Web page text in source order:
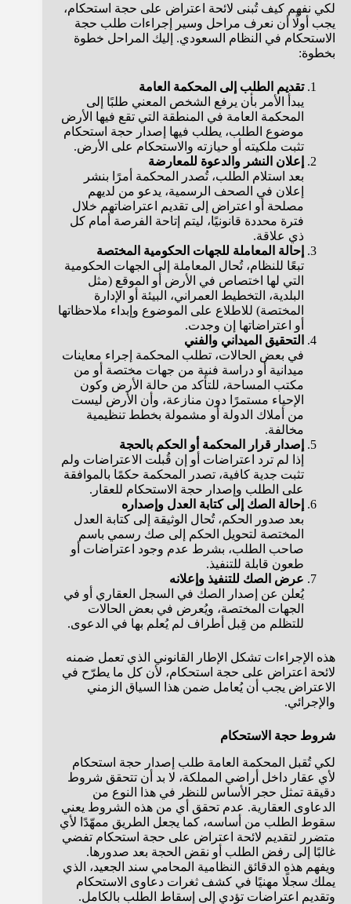
لكي نفهم كيف تُبنى لائحة اعتراض على حجة استحكام،
يجب أولًا أن نعرف مراحل وسير إجراءات طلب حجة
الاستحكام في النظام السعودي. إليك المراحل خطوة
بخطوة:
تقديم الطلب إلى المحكمة العامة
يبدأ الأمر بأن يرفع الشخص المعني طلبًا إلى
المحكمة العامة في المنطقة التي تقع فيها الأرض
موضوع الطلب، يطلب فيها إصدار حجة استحكام
تثبت ملكيته أو حيازته والاستحكام على الأرض.
إعلان النشر والدعوة للمعارضة
بعد استلام الطلب، تُصدر المحكمة أمرًا بنشر
إعلان في الصحف الرسمية، يدعو من لديهم
مصلحة أو اعتراض إلى تقديم اعتراضاتهم خلال
فترة محددة قانونيًا، ليتم إتاحة الفرصة أمام كل
ذي علاقة.
إحالة المعاملة للجهات الحكومية المختصة
تبعًا للنظام، تُحال المعاملة إلى الجهات الحكومية
التي لها اختصاص في الأرض أو الموقع (مثل
البلدية، التخطيط العمراني، البيئة أو الإدارة
المختصة) للاطلاع على الموضوع وإبداء ملاحظاتها
أو اعتراضاتها إن وجدت.
التحقيق الميداني والفني
في بعض الحالات، تطلب المحكمة إجراء معاينات
ميدانية أو دراسة فنية من جهات مختصة أو من
مكتب المساحة، للتأكد من حالة الأرض وكون
الإحياء مستمرًا دون منازعة، وأن الأرض ليست
من أملاك الدولة أو مشمولة بخطط تنظيمية
مخالفة.
إصدار قرار المحكمة أو الحكم بالحجة
إذا لم ترد اعتراضات أو إن قُبلت الاعتراضات ولم
تثبت جدية كافية، تصدر المحكمة حكمًا بالموافقة
على الطلب وإصدار حجة الاستحكام للعقار.
إحالة الصك إلى كتابة العدل وإصداره
بعد صدور الحكم، تُحال الوثيقة إلى كتابة العدل
المختصة لتحويل الحكم إلى صك رسمي باسم
صاحب الطلب، بشرط عدم وجود اعتراضات أو
طعون قابلة للتنفيذ.
عرض الصك للتنفيذ وإعلانه
يُعلن عن إصدار الصك في السجل العقاري أو في
الجهات المختصة، ويُعرض في بعض الحالات
للتظلم من قِبل أطراف لم يُعلم بها في الدعوى.
هذه الإجراءات تشكل الإطار القانوني الذي تعمل ضمنه
لائحة اعتراض على حجة استحكام، لأن كل ما يطرّح في
الاعتراض يجب أن يُعامل ضمن هذا السياق الزمني
والإجرائي.
شروط حجة الاستحكام
لكي تُقبل المحكمة العامة طلب إصدار حجة استحكام
لأي عقار داخل أراضي المملكة، لا بد أن تتحقق شروط
دقيقة تمثل حجر الأساس للنظر في هذا النوع من
الدعاوى العقارية. عدم تحقق أي من هذه الشروط يعني
سقوط الطلب من أساسه، كما يجعل الطريق ممهّدًا لأي
متضرر لتقديم لائحة اعتراض على حجة استحكام تفضي
غالبًا إلى رفض الطلب أو نقض الحجة بعد صدورها.
ويفهم هذه الدقائق النظامية المحامي سند الجعيد، الذي
يملك سجلًا مهنيًا في كشف ثغرات دعاوى الاستحكام
وتقديم اعتراضات تؤدي إلى إسقاط الطلب بالكامل.